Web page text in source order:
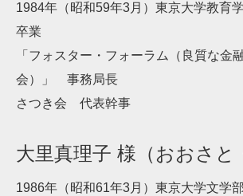
1984年（昭和59年3月）東京大学教育
卒業
「フォスター・フォーラム（良質な金
会）」 事務局長
さつき会 代表幹事
大里真理子 様（おおさと
1986年（昭和61年3月）東京大学文学